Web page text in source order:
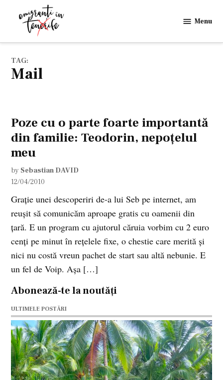
in
Menu
TAG:
mail
Poze cu o parte foarte importantă
din familie: Teodorin, nepoţelul
meu
by Sebastian DAVID
12/04/2010
Graţie unei descoperiri de-a lui Seb pe internet, am
reuşit să comunicăm aproape gratis cu oamenii din
ţară. E un program cu ajutorul căruia vorbim cu 2 euro
cenţi pe minut în reţelele fixe, o chestie care merită şi
nici nu costă vreun pachet de start sau altă nebunie. E
un fel de Voip. Aşa […]
Abonează-te la noutăți
ULTIMELE POSTĂRI